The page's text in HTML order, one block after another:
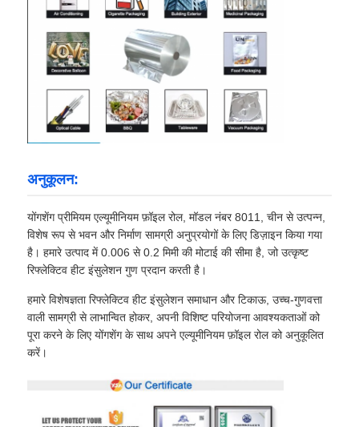
एल्यूमीनियम पन्नी
एल्यूमीनियम हनीकॉम्ब पैनल
एल्यूमिनियम मधुकोश
मिरर एल्यूमीनियम
अनुकूलन:
योंगशेंग प्रीमियम एल्यूमीनियम फ़ॉइल रोल, मॉडल नंबर 8011, चीन से उत्पन्न,
विशेष रूप से भवन और निर्माण सामग्री अनुप्रयोगों के लिए डिज़ाइन किया गया
है। हमारे उत्पाद में 0.006 से 0.2 मिमी की मोटाई की सीमा है, जो उत्कृष्ट
रिफ्लेक्टिव हीट इंसुलेशन गुण प्रदान करती है।
हमारे विशेषज्ञता रिफ्लेक्टिव हीट इंसुलेशन समाधान और टिकाऊ, उच्च-गुणवत्ता
वाली सामग्री से लाभान्वित होकर, अपनी विशिष्ट परियोजना आवश्यकताओं को
पूरा करने के लिए योंगशेंग के साथ अपने एल्यूमीनियम फ़ॉइल रोल को अनुकूलित
करें।